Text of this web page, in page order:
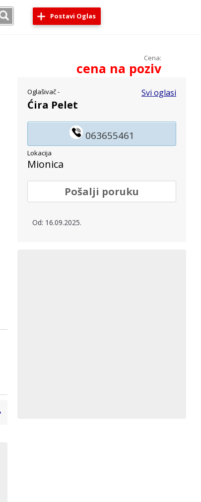
Postavi Oglas
Cena:
cena na poziv
Svi oglasi
Oglašivač -
Ćira Pelet
063655461
Lokacija
Mionica
Pošalji poruku
Od: 16.09.2025.